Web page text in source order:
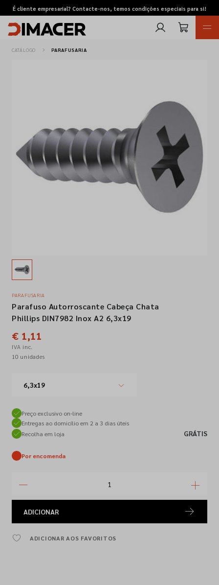
É cliente empresarial? Contacte-nos, temos condições especiais para si!
Retomas
Pedidos de cotação
Contactos
Siga-nos nas redes sociais
CATÁLOGO PARAFUSARIA
PARAFUSARIA
Parafuso Autorroscante Cabeça Chata
Phillips DIN7982 Inox A2 6,3x19
€ 1,11
IVA inc.
10 unidades
6,3x19
Preço exclusivo on-line
Entregas ao domicílio em 2 a 3 dias úteis
Recolha em loja
GRÁTIS
Por encomenda
ADICIONAR
ADICIONAR AOS FAVORITOS